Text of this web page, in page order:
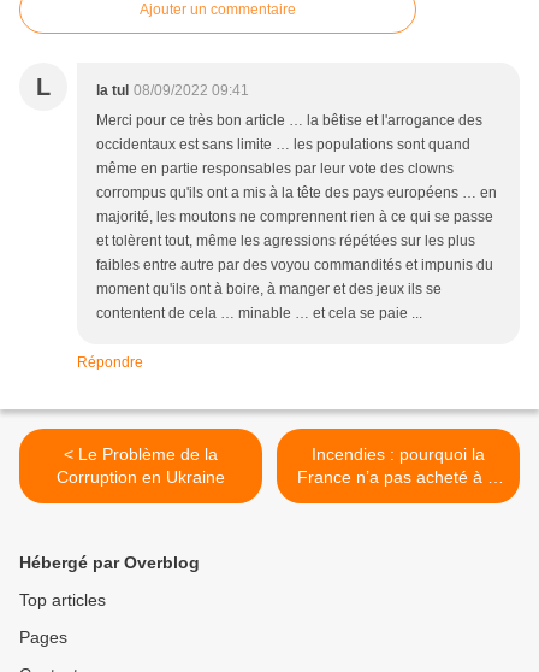
Ajouter un commentaire
L la tul 08/09/2022 09:41
Merci pour ce très bon article … la bêtise et l'arrogance des
occidentaux est sans limite … les populations sont quand
même en partie responsables par leur vote des clowns
corrompus qu'ils ont a mis à la tête des pays européens … en
majorité, les moutons ne comprennent rien à ce qui se passe
et tolèrent tout, même les agressions répétées sur les plus
faibles entre autre par des voyou commandités et impunis du
moment qu'ils ont à boire, à manger et des jeux ils se
contentent de cela … minable … et cela se paie ...
Répondre
< Le Problème de la
Corruption en Ukraine
Incendies : pourquoi la
France n’a pas acheté à la
Russie plusieurs Beriev BE-
Hébergé par Overblog
Top articles
Pages